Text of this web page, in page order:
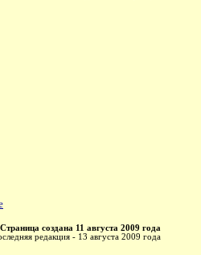
Страница создана 11 августа 2009 года
редакция - 13 августа 2009 года